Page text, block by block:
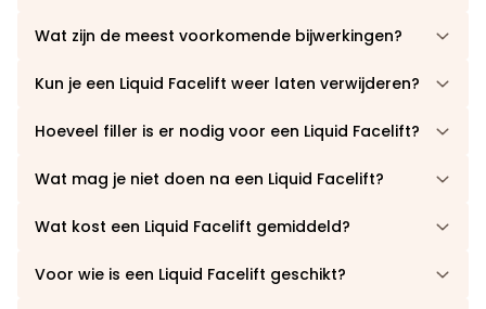
Wat zijn de meest voorkomende bijwerkingen?
Kun je een Liquid Facelift weer laten verwijderen?
Hoeveel filler is er nodig voor een Liquid Facelift?
Wat mag je niet doen na een Liquid Facelift?
Wat kost een Liquid Facelift gemiddeld?
Voor wie is een Liquid Facelift geschikt?